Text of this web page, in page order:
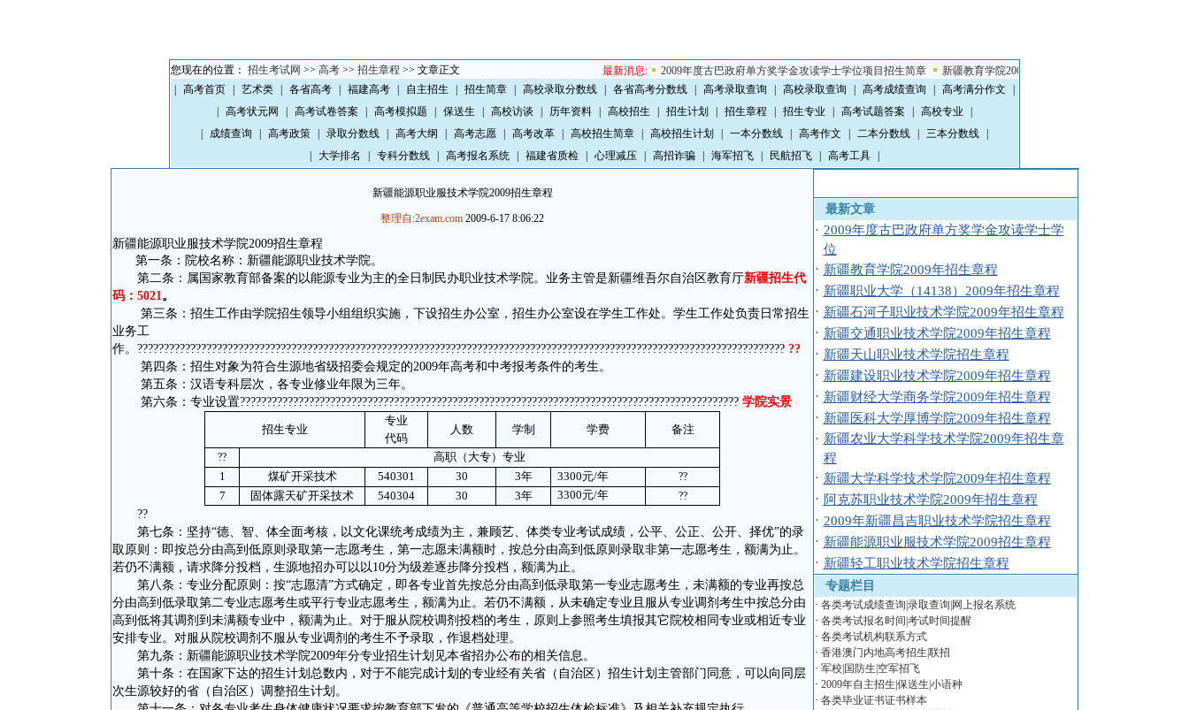
您现在的位置： 招生考试网 >> 高考 >> 招生章程 >> 文章正文 最新消息: 2009年度古巴政府单方奖学金攻读学士学位项目招生简章 新疆教育学院2009年招生章程
高考首页 艺术类 各省高考 福建高考 自主招生 招生简章 高校录取分数线 各省高考分数线 高考录取查询 高校录取查询 高考成绩查询 高考满分作文
高考状元网 高考试卷答案 高考模拟题 保送生 高校访谈 历年资料 高校招生 招生计划 招生章程 招生专业 高考试题答案 高校专业
成绩查询 高考政策 录取分数线 高考大纲 高考志愿 高考改革 高校招生简章 高校招生计划 一本分数线 高考作文 二本分数线 三本分数线
大学排名 专科分数线 高考报名系统 福建省质检 心理减压 高招诈骗 海军招飞 民航招飞 高考工具
新疆能源职业服技术学院2009招生章程
整理自:2exam.com 2009-6-17 8:06:22
新疆能源职业服技术学院2009招生章程
第一条：院校名称：新疆能源职业技术学院。
第二条：属国家教育部备案的以能源专业为主的全日制民办职业技术学院。业务主管是新疆维吾尔自治区教育厅新疆招生代
码： 5021。
第三条：招生工作由学院招生领导小组组织实施，下设招生办公室，招生办公室设在学生工作处。学生工作处负责日常招生
业务工
作。 ?????????????????????????????????????????????????????????????????????????????????????????????????????????????????????????? ??
第四条：招生对象为符合生源地省级招委会规定的2009年高考和中考报考条件的考生。
第五条：汉语专科层次，各专业修业年限为三年。
第六条：专业设置?????????????????????????????????????????????????????????????????????????????????????????????? 学院实景
招生专业
专业
代码
人数 学制 学费 备注
??
高职（大专）专业
1
煤矿开采技术 540301 30 3年 3300元/年 ??
7 固体露天矿开采技术 540304 30 3年 3300元/年 ??
??
第七条：坚持“德、智、体全面考核，以文化课统考成绩为主，兼顾艺、体类专业考试成绩，公平、公正、公开、择优”的录
取原则：即按总分由高到低原则录取第一志愿考生，第一志愿未满额时，按总分由高到低原则录取非第一志愿考生，额满为止。
若仍不满额，请求降分投档，生源地招办可以以10分为级差逐步降分投档，额满为止。
第八条：专业分配原则：按“志愿清”方式确定，即各专业首先按总分由高到低录取第一专业志愿考生，未满额的专业再按总
分由高到低录取第二专业志愿考生或平行专业志愿考生，额满为止。若仍不满额，从未确定专业且服从专业调剂考生中按总分由
高到低将其调剂到未满额专业中，额满为止。对于服从院校调剂投档的考生，原则上参照考生填报其它院校相同专业或相近专业
安排专业。对服从院校调剂不服从专业调剂的考生不予录取，作退档处理。
第九条：新疆能源职业技术学院2009年分专业招生计划见本省招办公布的相关信息。
第十条：在国家下达的招生计划总数内，对于不能完成计划的专业经有关省（自治区）招生计划主管部门同意，可以向同层
次生源较好的省（自治区）调整招生计划。
最新文章
· 2009年度古巴政府单方奖学金攻读学士学
位
· 新疆教育学院2009年招生章程
· 新疆职业大学（14138）2009年招生章程
· 新疆石河子职业技术学院2009年招生章程
· 新疆交通职业技术学院2009年招生章程
· 新疆天山职业技术学院招生章程
· 新疆建设职业技术学院2009年招生章程
· 新疆财经大学商务学院2009年招生章程
· 新疆医科大学厚博学院2009年招生章程
· 新疆农业大学科学技术学院2009年招生章
程
· 新疆大学科学技术学院2009年招生章程
· 阿克苏职业技术学院2009年招生章程
· 2009年新疆昌吉职业技术学院招生章程
· 新疆能源职业服技术学院2009招生章程
· 新疆轻工职业技术学院招生章程
专题栏目
· 各类考试成绩查询|录取查询|网上报名系统
· 各类考试报名时间|考试时间提醒
· 各类考试机构联系方式
· 香港澳门内地高考招生|联招
· 军校|国防生|空军招飞
· 2009年自主招生|保送生|小语种
· 各类毕业证书证书样本